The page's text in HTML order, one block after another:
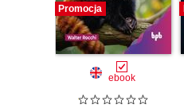
Promocja
ebook